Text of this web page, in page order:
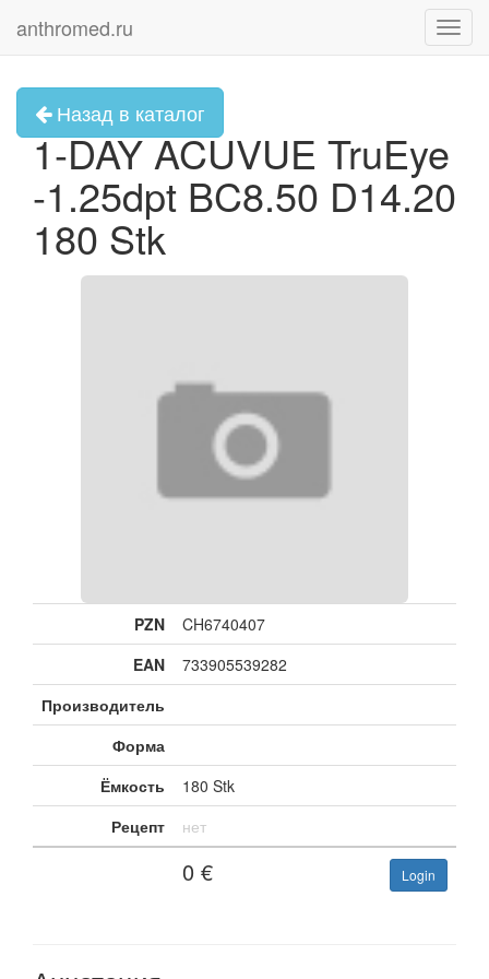
anthromed.ru
Назад в каталог
1-DAY ACUVUE TruEye
-1.25dpt BC8.50 D14.20
180 Stk
PZN
CH6740407
EAN
733905539282
Производитель
Форма
Ёмкость
180 Stk
Рецепт
нет
0 € Login